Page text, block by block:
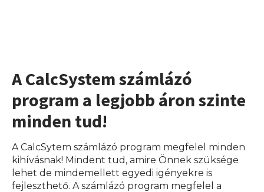
A CalcSystem számlázó
program a legjobb áron szinte
minden tud!
A CalcSytem számlázó program megfelel minden
kihívásnak! Mindent tud, amire Önnek szüksége
lehet de mindemellett egyedi igényekre is
fejleszthető. A számlázó program megfelel a